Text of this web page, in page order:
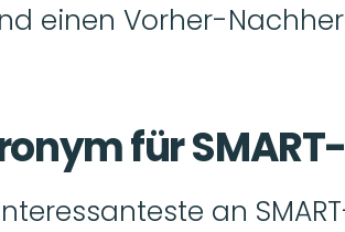
einen Vorher-
für
an